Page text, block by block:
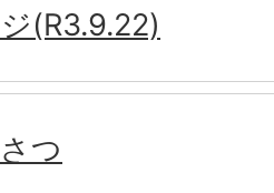
(R3.9.22)
つ